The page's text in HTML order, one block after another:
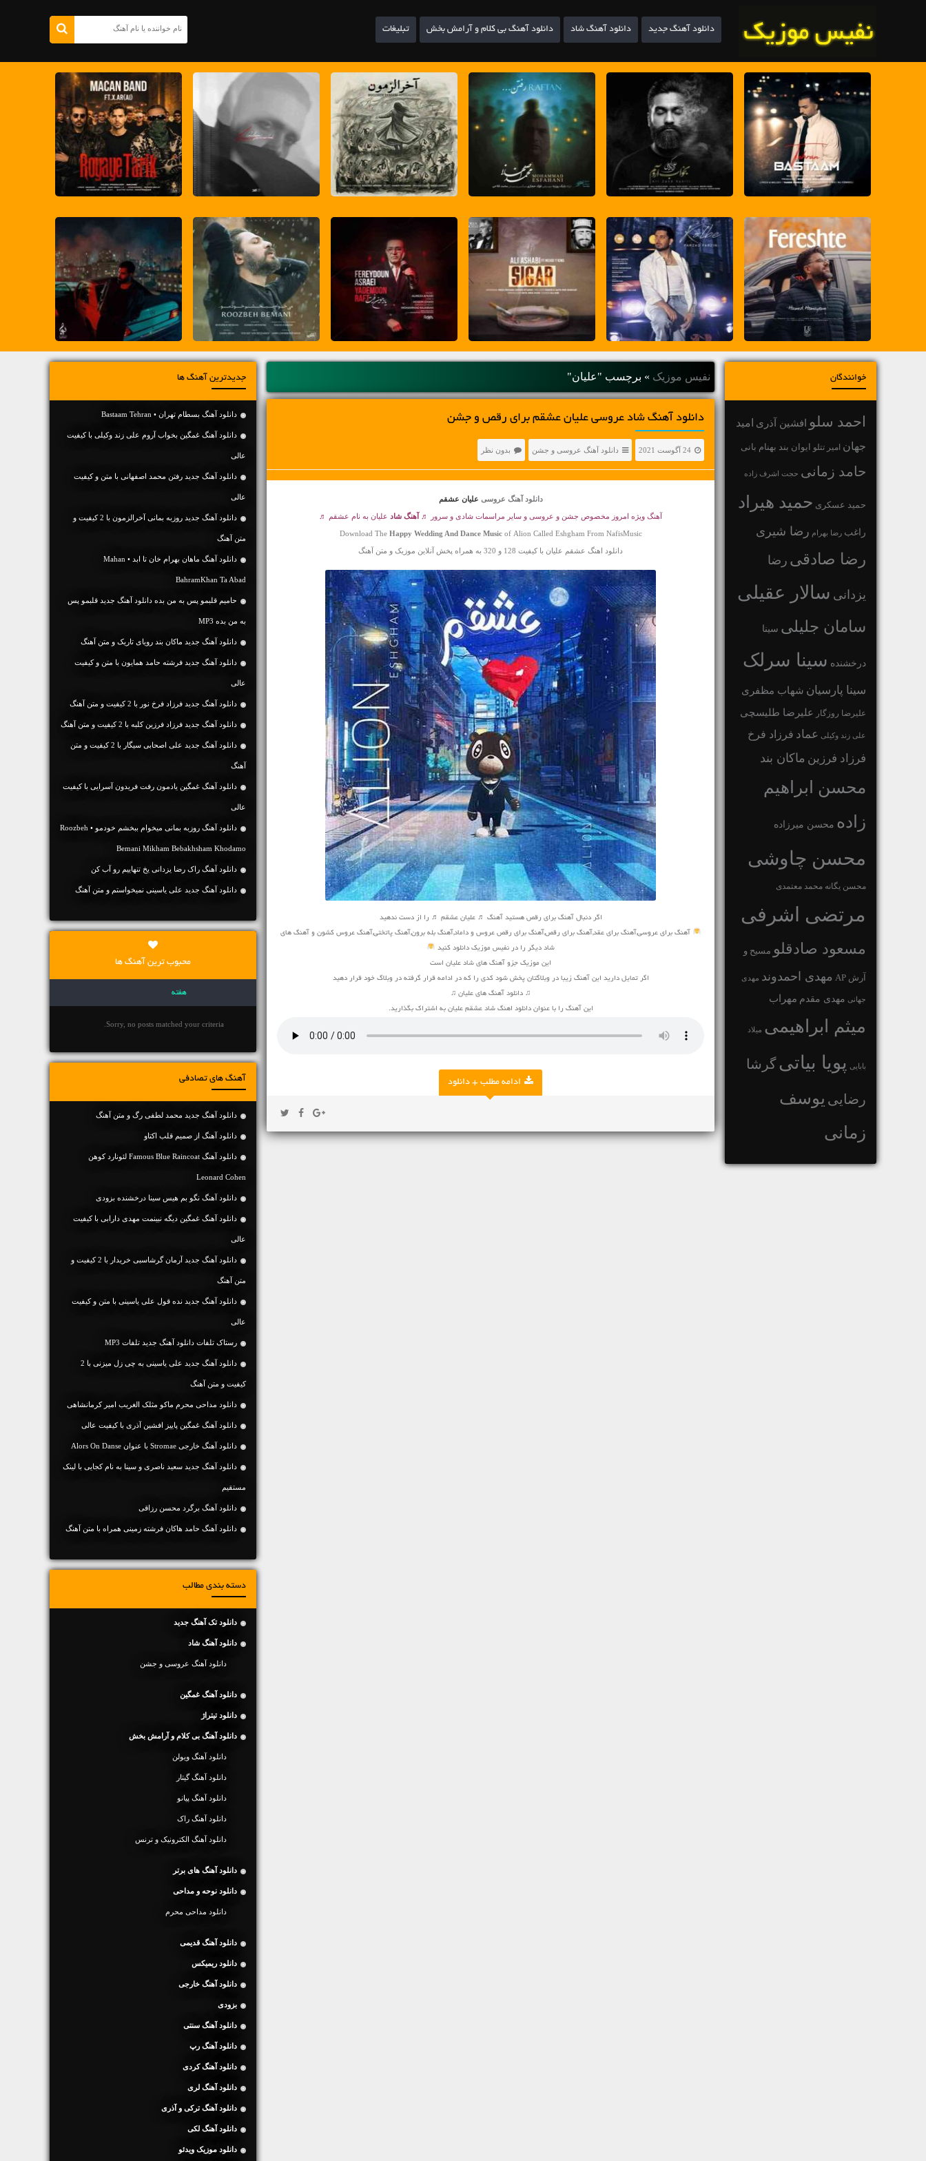
دانلود آهنگ جدید دانلود آهنگ شاد دانلود آهنگ بی کلام و آرامش بخش تبلیغات
خوانندگان
احمد سلو افشین آذری امید
جهان امیر تتلو ایوان بند بهنام بانی
حامد زمانی حجت اشرف زاده
حمید عسکری حمید هیراد
راغب رضا بهرام رضا شیری
رضا صادقی رضا
یزدانی سالار عقیلی
سامان جلیلی سینا
درخشنده سینا سرلک
سینا پارسیان شهاب مظفری
علیرضا روزگار علیرضا طلیسچی
علی زند وکیلی عماد فرزاد فرخ
فرزاد فرزین ماکان بند
محسن ابراهیم
زاده محسن میرزاده
محسن چاوشی
محسن یگانه محمد معتمدی
مرتضی اشرفی
مسعود صادقلو مسیح و
آرش AP مهدی احمدوند مهدی
جهانی مهدی مقدم مهراب
میثم ابراهیمی میلاد
بابایی پویا بیاتیگرشا
رضایی یوسف
زمانی
نفیس موزیک » برچسب "علیان"
دانلود آهنگ شاد عروسی علیان عشقم برای رقص و جشن
24 آگوست 2021 دانلود آهنگ عروسی و جشن بدون نظر
دانلود آهنگ عروسی علیان عشقم
آهنگ ویژه امروز مخصوص جشن و عروسی و سایر مراسمات شادی و سرور ♬ آهنگ شاد علیان به نام عشقم ♬
Download The Happy Wedding And Dance Musicof Alion Called Eshgham From NafisMusic
دانلود اهنگ عشقم علیان با کیفیت 128 و 320 به همراه پخش آنلاین موزیک و متن آهنگ
اگر دنبال آهنگ برای رقص هستید آهنگ ♬ علیان عشقم ♬ را از دست ندهید
آهنگ برای عروسی,آهنگ برای عقد,آهنگ برای رقص,آهنگ برای رقص عروس و داماد,آهنگ بله برون,آهنگ پاتختی,آهنگ عروس کشون و آهنگ های
شاد دیگر را در نفیس موزیک دانلود کنید
این موزیک جزو آهنگ های شاد علیان است
اگر تمایل دارید این آهنگ زیبا در وبلاگتان پخش شود کدی را که در ادامه قرار گرفته در وبلاگ خود قرار دهید
♫ دانلود آهنگ های علیان ♫
این آهنگ را با عنوان دانلود اهنگ شاد عشقم علیان به اشتراک بگذارید.
ادامه مطلب + دانلود
جدیدترین آهنگ ها
دانلود آهنگ بسطام تهران • Bastaam Tehran
دانلود آهنگ غمگین بخواب آروم علی زند وکیلی با کیفیت
عالی
دانلود آهنگ جديد رفتن محمد اصفهانی با متن و کیفیت
عالی
دانلود آهنگ جديد روزبه بمانی آخرالزمون با 2 کیفیت و
متن آهنگ
دانلود آهنگ ماهان بهرام خان تا ابد • Mahan
BahramKhan Ta Abad
حامیم قلبمو پس به من بده دانلود آهنگ جدید قلبمو پس
به من بده MP3
دانلود آهنگ جديد ماکان بند رویای تاریک و متن آهنگ
دانلود آهنگ جديد فرشته حامد همایون با متن و کیفیت
عالی
دانلود آهنگ جديد فرزاد فرخ نور با 2 کیفیت و متن آهنگ
دانلود آهنگ جديد فرزاد فرزین کلبه با 2 کیفیت و متن آهنگ
دانلود آهنگ جديد علی اصحابی سیگار با 2 کیفیت و متن
آهنگ
دانلود آهنگ غمگین یادمون رفت فریدون آسرایی با کیفیت
عالی
دانلود آهنگ روزبه بمانی میخوام ببخشم خودمو • Roozbeh
Bemani Mikham Bebakhsham Khodamo
دانلود آهنگ راک رضا یزدانی یخ تنهاییم رو آب کن
دانلود آهنگ جديد علی یاسینی نمیخواستم و متن آهنگ
محبوب ترین آهنگ ها
هفته
Sorry, no posts matched your criteria.
آهنگ های تصادفی
دانلود آهنگ جديد محمد لطفی رگ و متن آهنگ
دانلود آهنگ از صمیم قلب اکتاو
دانلود آهنگ Famous Blue Raincoat لئونارد کوهن
Leonard Cohen
دانلود آهنگ نگو بم هیس سینا درخشنده بزودی
دانلود آهنگ غمگین دیگه نبینمت مهدی دارابی با کیفیت
عالی
دانلود آهنگ جديد آرمان گرشاسبی خریدار با 2 کیفیت و
متن آهنگ
دانلود آهنگ جديد نده قول علی یاسینی با متن و کیفیت
عالی
رستاک تلفات دانلود آهنگ جدید تلفات MP3
دانلود آهنگ جديد علی یاسینی به چی زل میزنی با 2
کیفیت و متن آهنگ
دانلود مداحی محرم ماکو مثلک الغریب امیر کرمانشاهی
دانلود آهنگ غمگین پاییز افشین آذری با کیفیت عالی
دانلود آهنگ خارجی Stromae با عنوان Alors On Danse
دانلود آهنگ جديد سعید ناصری و سینا به نام کجایی با لینک
مستقیم
دانلود آهنگ برگرد محسن رزاقی
دانلود آهنگ حامد هاکان فرشته زمینی همراه با متن آهنگ
دسته بندی مطالب
دانلود تک آهنگ جدید
دانلود آهنگ شاد
دانلود آهنگ عروسی و جشن
دانلود آهنگ غمگین
دانلود تیتراژ
دانلود آهنگ بی کلام و آرامش بخش
دانلود آهنگ ویولن
دانلود آهنگ گیتار
دانلود آهنگ پیانو
دانلود آهنگ راک
دانلود آهنگ الکترونیک و ترنس
دانلود آهنگ های برتر
دانلود نوحه و مداحی
دانلود مداحی محرم
دانلود آهنگ قدیمی
دانلود ریمیکس
دانلود آهنگ خارجی
بزودی
دانلود آهنگ سنتی
دانلود آهنگ رپ
دانلود آهنگ کردی
دانلود آهنگ لری
دانلود آهنگ ترکی و آذری
دانلود آهنگ لکی
دانلود موزیک ویدئو